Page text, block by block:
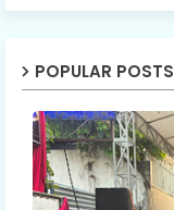
POPULAR POSTS